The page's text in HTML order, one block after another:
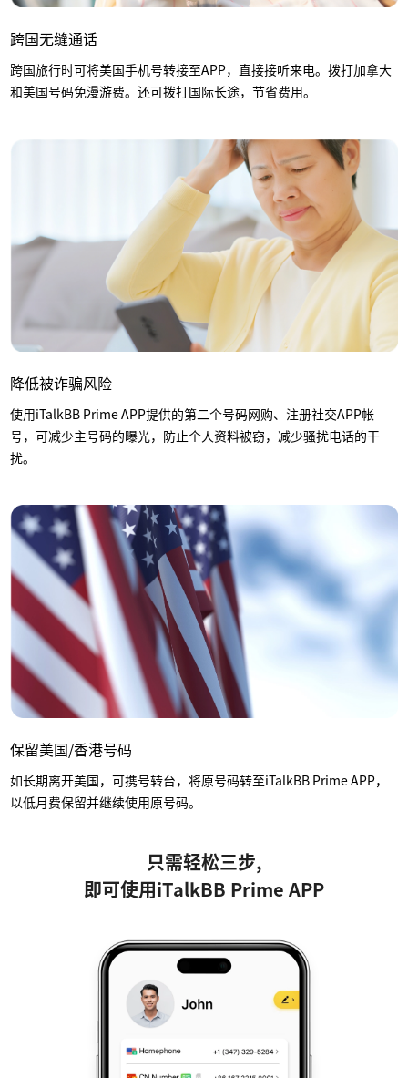
跨国无缝通话
跨国旅行时可将美国手机号转接至APP，直接接听来电。拨打加拿大
和美国号码免漫游费。还可拨打国际长途，节省费用。
降低被诈骗风险
使用iTalkBB Prime APP提供的第二个号码网购、注册社交APP帐
号，可减少主号码的曝光，防止个人资料被窃，减少骚扰电话的干
扰。
保留美国/香港号码
如长期离开美国，可携号转台，将原号码转至iTalkBB Prime APP，
以低月费保留并继续使用原号码。
只需轻松三步,
即可使用iTalkBB Prime APP